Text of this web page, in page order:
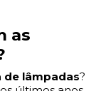
as
de lâmpadas?